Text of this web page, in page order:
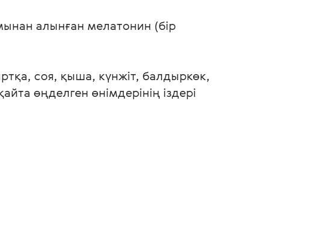
алынған мелатонин (бір
соя, қыша, күнжіт, балдыркөк,
өңделген өнімдерінің іздері